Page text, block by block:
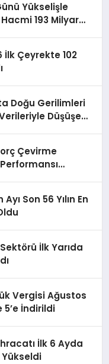
Yükselişle
193 Milyar
İlk Çeyrekte 102
Doğu Gerilimleri
Düşüşe
Çevirme
Son 56 Yılın En
İlk Yarıda
Vergisi Ağustos
5’e İndirildi
İlk 6 Ayda